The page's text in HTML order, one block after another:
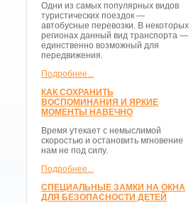
Одни из самых популярных видов
туристических поездок —
автобусные перевозки. В некоторых
регионах данный вид транспорта —
единственно возможный для
передвижения.
Подробнее...
КАК СОХРАНИТЬ
ВОСПОМИНАНИЯ И ЯРКИЕ
МОМЕНТЫ НАВЕЧНО
Время утекает с немыслимой
скоростью и остановить мгновение
нам не под силу.
Подробнее...
СПЕЦИАЛЬНЫЕ ЗАМКИ НА ОКНА
ДЛЯ БЕЗОПАСНОСТИ ДЕТЕЙ